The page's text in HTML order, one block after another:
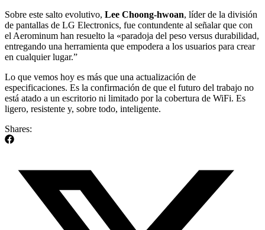
Sobre este salto evolutivo, Lee Choong-hwoan, líder de la división
de pantallas de LG Electronics, fue contundente al señalar que con
el Aerominum han resuelto la «paradoja del peso versus durabilidad,
entregando una herramienta que empodera a los usuarios para crear
en cualquier lugar.”
Lo que vemos hoy es más que una actualización de
especificaciones. Es la confirmación de que el futuro del trabajo no
está atado a un escritorio ni limitado por la cobertura de WiFi. Es
ligero, resistente y, sobre todo, inteligente.
Shares: